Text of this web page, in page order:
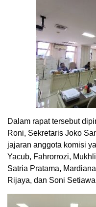
Dalam rapat tersebut
Roni, Sekretaris Joko
jajaran anggota komisi
Yacub, Fahrorrozi,
Satria Pratama,
Rijaya, dan Soni